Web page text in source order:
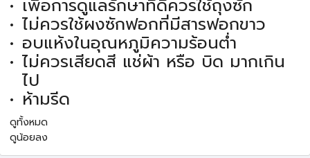
เพื่อการดูแลรักษาที่ดีควรใช้ถุงซัก
ไม่ควรใช้ผงซักฟอกที่มีสารฟอกขาว
อบแห้งในอุณหภูมิความร้อนต่ำ
ไม่ควรเสียดสี แช่ผ้า หรือ บิด มากเกิน
ไป
ห้ามรีด
ดูทั้งหมด
ดูน้อยลง